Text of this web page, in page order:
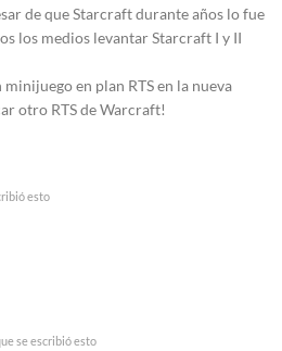
de que Starcraft durante años lo fue
los medios levantar Starcraft I y II
en plan RTS en la nueva
otro RTS de Warcraft!
esto
se escribió esto